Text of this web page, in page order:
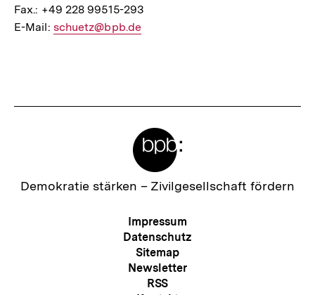
Fax.: +49 228 99515-293
E-Mail: E-
schuetz@bpb.de
Zur
Demokratie stärken – Zivilgesellschaft fördern
Meta-
Navigation
Impressum
Datenschutz
Sitemap
Newsletter
RSS